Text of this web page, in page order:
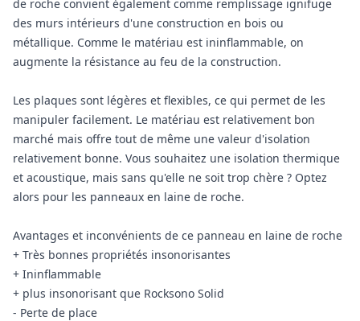
de roche convient également comme remplissage ignifuge
des murs intérieurs d'une construction en bois ou
métallique. Comme le matériau est ininflammable, on
augmente la résistance au feu de la construction.
Les plaques sont légères et flexibles, ce qui permet de les
manipuler facilement. Le matériau est relativement bon
marché mais offre tout de même une valeur d'isolation
relativement bonne. Vous souhaitez une isolation thermique
et acoustique, mais sans qu'elle ne soit trop chère ? Optez
alors pour les panneaux en laine de roche.
Avantages et inconvénients de ce panneau en laine de roche
+ Très bonnes propriétés insonorisantes
+ Ininflammable
+ plus insonorisant que Rocksono Solid
- Perte de place